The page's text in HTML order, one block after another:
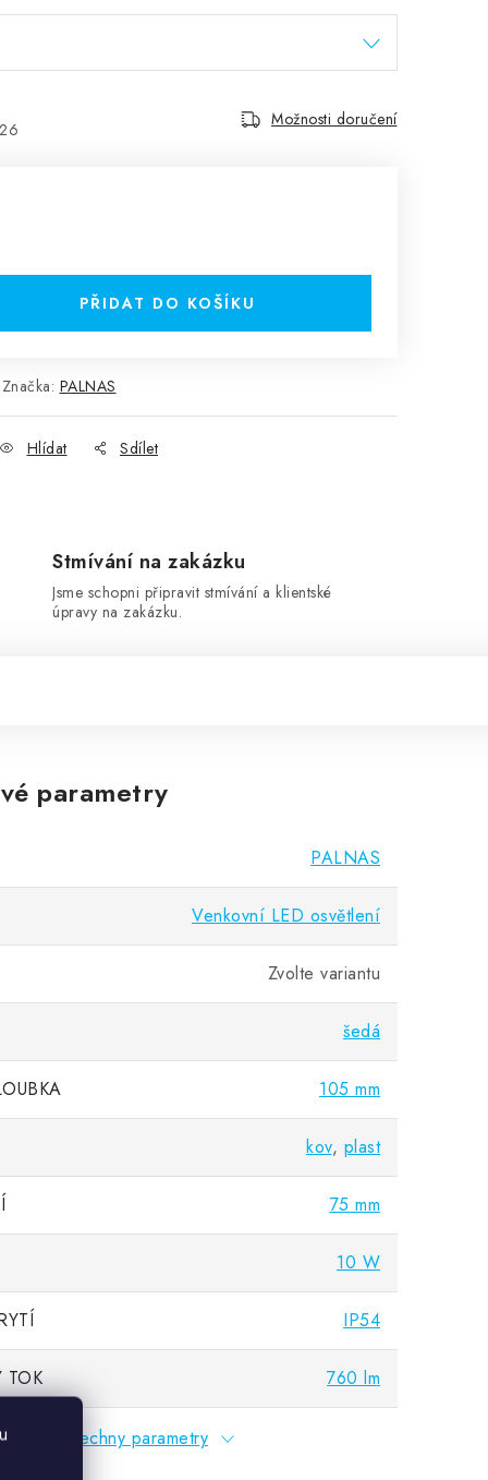
Možnosti doručení
PŘIDAT DO KOŠÍKU
Značka: PALNAS
Hlídat Sdílet
Stmívání na zakázku
Jsme schopni připravit stmívání a klientské
úpravy na zakázku.
parametry
PALNAS
Venkovní LED osvětlení
Zvolte variantu
šedá
105 mm
kov, plast
75 mm
10 W
IP54
TOK 760 lm
Všechny parametry